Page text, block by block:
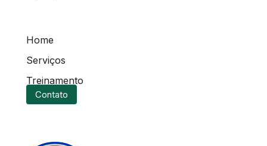
Home
Serviços
Treinamento
Contato